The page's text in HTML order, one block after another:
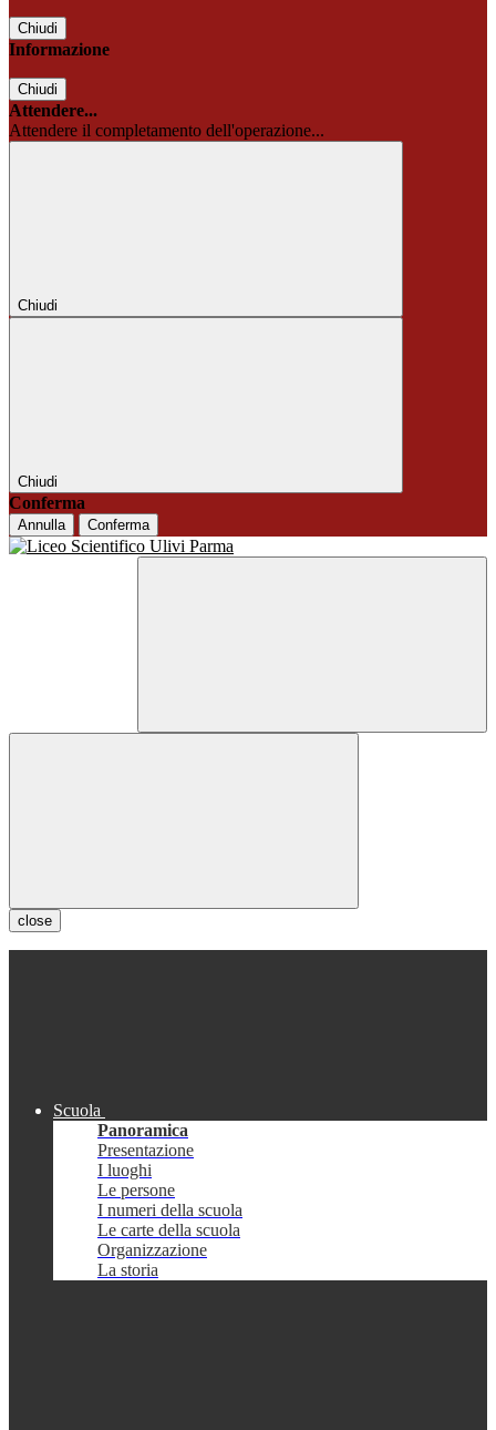
Chiudi
Informazione
Chiudi
Attendere...
Attendere il completamento dell'operazione...
Chiudi
Chiudi
Conferma
Annulla Conferma
close
Scuola
Panoramica
Presentazione
I luoghi
Le persone
I numeri della scuola
Le carte della scuola
Organizzazione
La storia